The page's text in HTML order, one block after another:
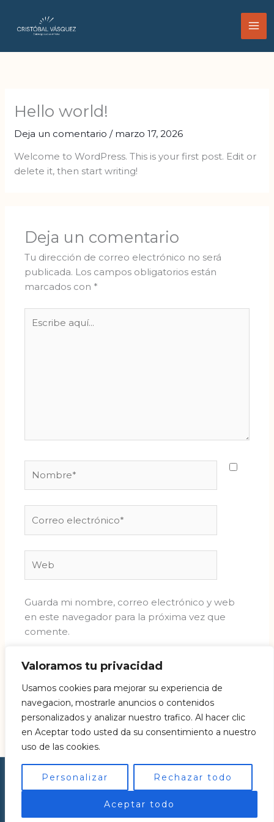
Valoramos tu privacidad
Usamos cookies para mejorar su experiencia de
navegacion, mostrarle anuncios o contenidos
personalizados y analizar nuestro trafico. Al hacer clic
en Aceptar todo usted da su consentimiento a nuestro
uso de las cookies.
Personalizar Rechazar todo
Aceptar todo
contenido
Hello world!
Deja un comentario / marzo 17, 2026
Welcome to WordPress. This is your first post. Edit or
delete it, then start writing!
Deja un comentario
Tu dirección de correo electrónico no será
publicada. Los campos obligatorios están
marcados con *
aquí...
electrónico*
Guarda mi nombre, correo electrónico y web
en este navegador para la próxima vez que
comente.
© 2026 | Diseñado porTUIADIGITAL